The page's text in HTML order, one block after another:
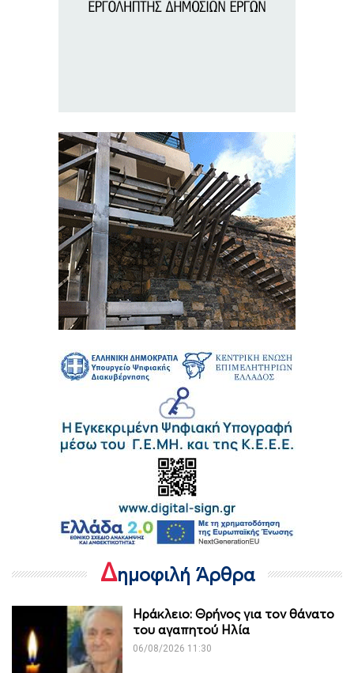
Δημοφιλή Άρθρα
Ηράκλειο: Θρήνος για τον θάνατο
του αγαπητού Ηλία
06/08/2026 11:30